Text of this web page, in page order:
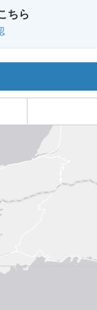
ちら